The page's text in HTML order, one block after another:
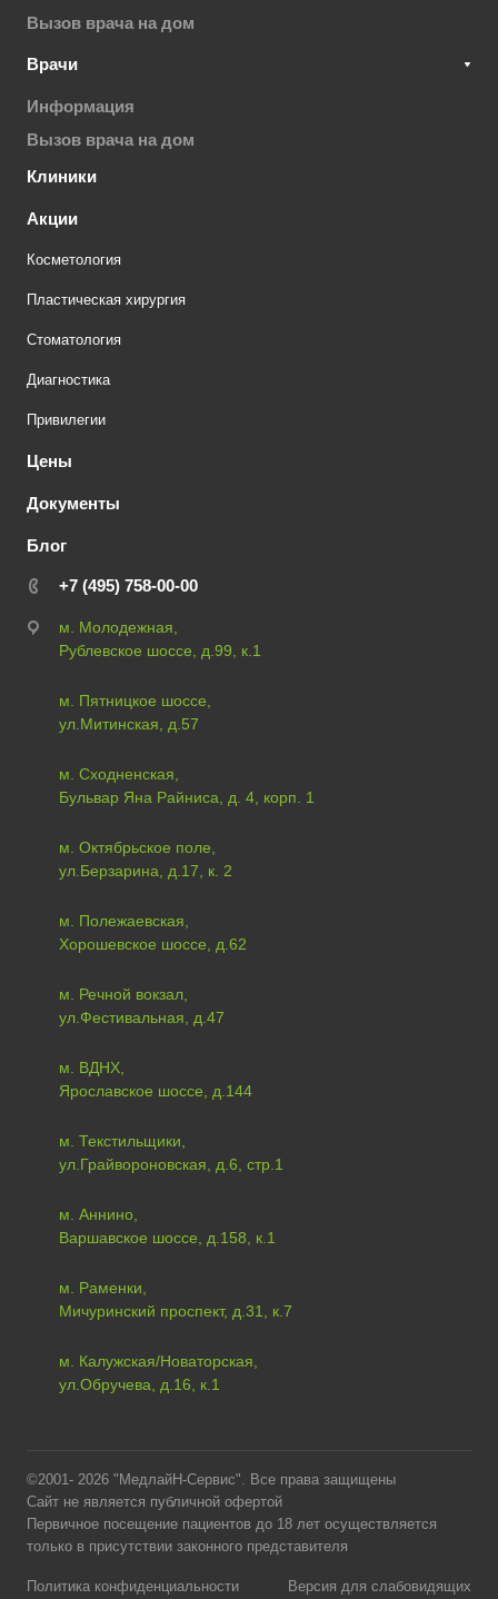
Вызов врача на дом
Врачи
Информация
Вызов врача на дом
Клиники
Акции
Косметология
Пластическая хирургия
Стоматология
Диагностика
Привилегии
Цены
Документы
Блог
+7 (495) 758-00-00
м. Молодежная,
Рублевское шоссе, д.99, к.1
м. Пятницкое шоссе,
ул.Митинская, д.57
м. Сходненская,
Бульвар Яна Райниса, д. 4, корп. 1
м. Октябрьское поле,
ул.Берзарина, д.17, к. 2
м. Полежаевская,
Хорошевское шоссе, д.62
м. Речной вокзал,
ул.Фестивальная, д.47
м. ВДНХ,
Ярославское шоссе, д.144
м. Текстильщики,
ул.Грайвороновская, д.6, стр.1
м. Аннино,
Варшавское шоссе, д.158, к.1
м. Раменки,
Мичуринский проспект, д.31, к.7
м. Калужская/Новаторская,
ул.Обручева, д.16, к.1
©2001- 2026 "МедлайН-Сервис". Все права защищены
Сайт не является публичной офертой
Первичное посещение пациентов до 18 лет осуществляется
только в присутствии законного представителя
Политика конфиденциальности Версия для слабовидящих